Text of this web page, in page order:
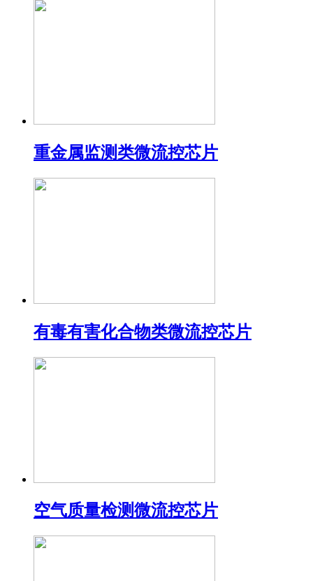
重金属监测类微流控芯片
有毒有害化合物类微流控芯片
空气质量检测微流控芯片